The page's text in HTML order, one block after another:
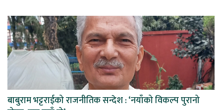
बाबुराम भट्टराईको राजनीतिक सन्देश : ‘नयाँको विकल्प पुरानो